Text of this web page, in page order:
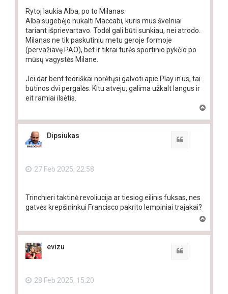
Rytoj laukia Alba, po to Milanas.
Alba sugebėjo nukalti Maccabi, kuris mus švelniai
tariant išprievartavo. Todėl gali būti sunkiau, nei atrodo.
Milanas ne tik paskutiniu metu geroje formoje
(pervažiavę PAO), bet ir tikrai turės sportinio pykčio po
mūsų vagystės Milane.
Jei dar bent teoriškai norėtųsi galvoti apie Play in'us, tai
būtinos dvi pergalės. Kitu atveju, galima užkalt langus ir
eit ramiai ilsėtis.
p
Dipsiukas
27 Feb 2025, 22:58
Trinchieri taktinė revoliucija ar tiesiog eilinis fuksas, nes
gatvės krepšininkui Francisco pakrito lempiniai trajakai?
p
evizu
28 Feb 2025, 15:20